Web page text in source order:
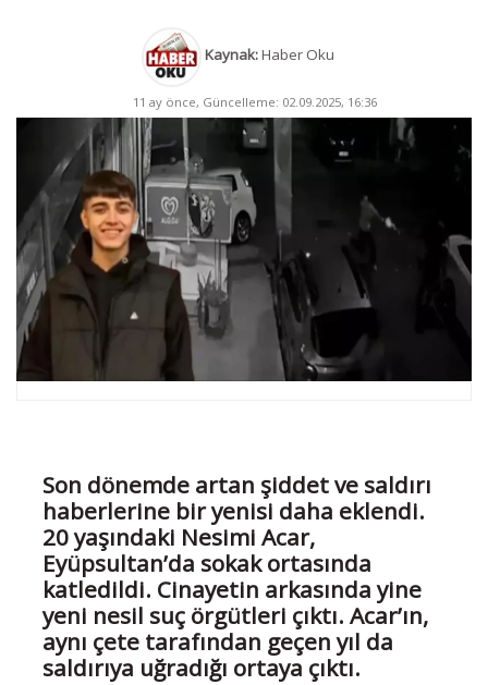
Kaynak:Haber Oku
11 ay önce, Güncelleme: 02.09.2025, 16:36
Son dönemde artan şiddet ve saldırı
haberlerine bir yenisi daha eklendi.
20 yaşındaki Nesimi Acar,
Eyüpsultan’da sokak ortasında
katledildi. Cinayetin arkasında yine
yeni nesil suç örgütleri çıktı. Acar’ın,
aynı çete tarafından geçen yıl da
saldırıya uğradığı ortaya çıktı.